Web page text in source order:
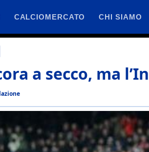
CALCIOMERCATO CHI SIAMO
a secco, ma